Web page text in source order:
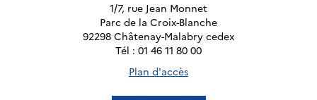
1/7, rue Jean Monnet
Parc de la Croix-Blanche
92298 Châtenay-Malabry cedex
Tél : 01 46 11 80 00
Plan d'accès